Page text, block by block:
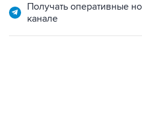
Получать оперативные
канале